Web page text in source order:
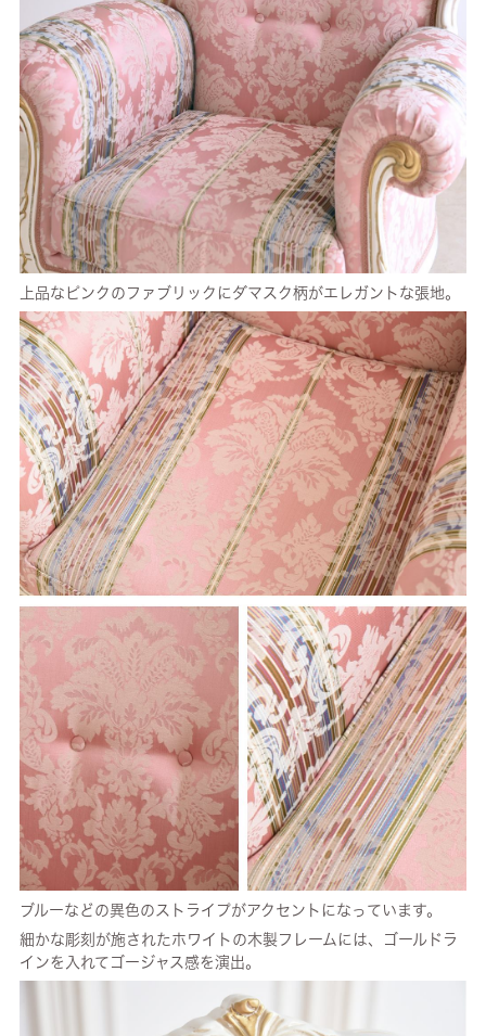
上品なピンクのファブリックにダマスク柄がエレガントな張地。
ブルーなどの異色のストライプがアクセントになっています。
細かな彫刻が施されたホワイトの木製フレームには、ゴールドラ
インを入れてゴージャス感を演出。